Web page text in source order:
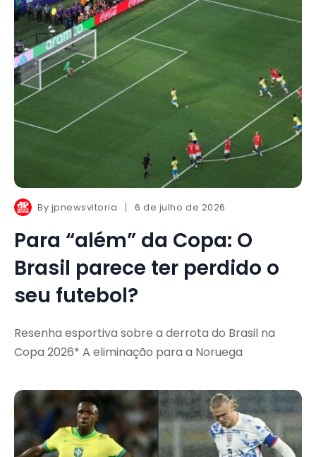
By jpnewsvitoria 6 de julho de 2026
Para “além” da Copa: O
Brasil parece ter perdido o
seu futebol?
Resenha esportiva sobre a derrota do Brasil na
Copa 2026* A eliminação para a Noruega